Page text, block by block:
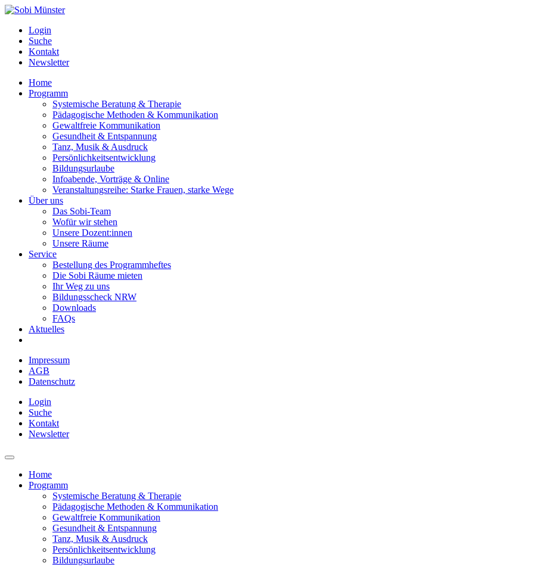
Login
Suche
Kontakt
Newsletter
Home
Programm
Systemische Beratung & Therapie
Pädagogische Methoden & Kommunikation
Gewaltfreie Kommunikation
Gesundheit & Entspannung
Tanz, Musik & Ausdruck
Persönlichkeitsentwicklung
Bildungsurlaube
Infoabende, Vorträge & Online
Veranstaltungsreihe: Starke Frauen, starke Wege
Über uns
Das Sobi-Team
Wofür wir stehen
Unsere Dozent:innen
Unsere Räume
Service
Bestellung des Programmheftes
Die Sobi Räume mieten
Ihr Weg zu uns
Bildungsscheck NRW
Downloads
FAQs
Aktuelles
Impressum
AGB
Datenschutz
Login
Suche
Kontakt
Newsletter
Home
Programm
Systemische Beratung & Therapie
Pädagogische Methoden & Kommunikation
Gewaltfreie Kommunikation
Gesundheit & Entspannung
Tanz, Musik & Ausdruck
Persönlichkeitsentwicklung
Bildungsurlaube